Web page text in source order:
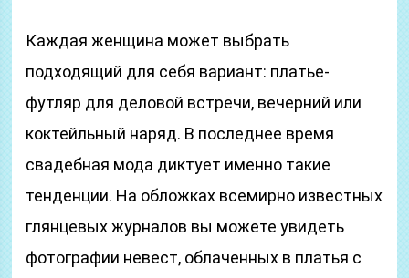
Каждая женщина может выбрать
подходящий для себя вариант: платье-
футляр для деловой встречи, вечерний или
коктейльный наряд. В последнее время
свадебная мода диктует именно такие
тенденции. На обложках всемирно известных
глянцевых журналов вы можете увидеть
фотографии невест, облаченных в платья с